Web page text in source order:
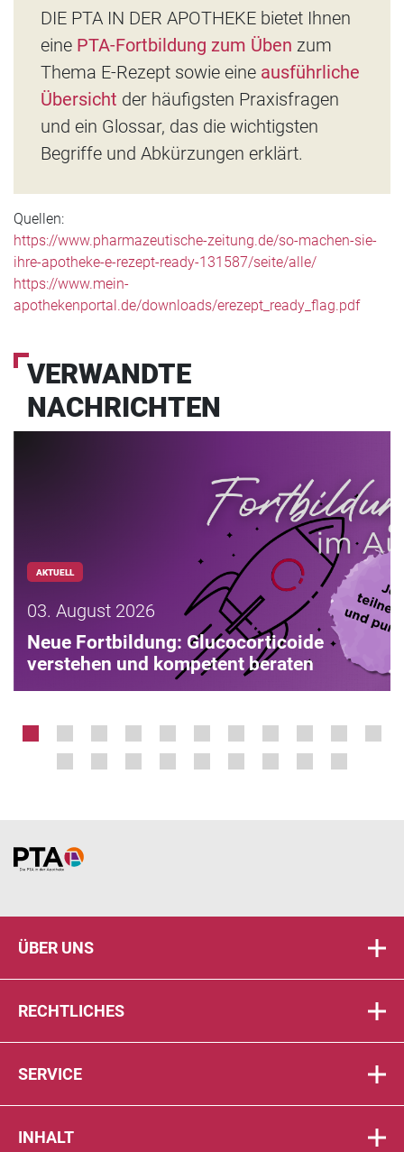
DIE PTA IN DER APOTHEKE bietet Ihnen
eine PTA-Fortbildung zum Üben zum
Thema E-Rezept sowie eine ausführliche
Übersicht der häufigsten Praxisfragen
und ein Glossar, das die wichtigsten
Begriffe und Abkürzungen erklärt.
Quellen:
https://www.pharmazeutische-zeitung.de/so-machen-sie-
ihre-apotheke-e-rezept-ready-131587/seite/alle/
https://www.mein-
apothekenportal.de/downloads/erezept_ready_flag.pdf
VERWANDTE
NACHRICHTEN
AKTUELL
03. August 2026
Neue Fortbildung: Glucocorticoide
verstehen und kompetent beraten
Home
ÜBER UNS
RECHTLICHES
SERVICE
INHALT